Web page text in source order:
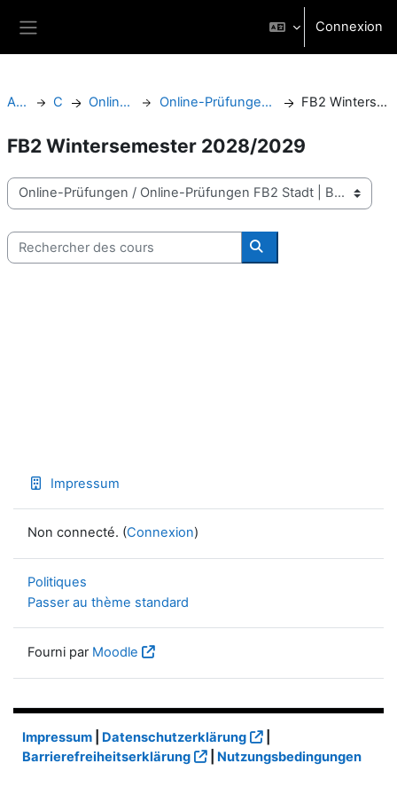
Connexion
Accueil Cours Online-Prüfungen Online-Prüfungen FB2 Stadt | Bau | Kultur FB2 Wintersemester 2028/2029
FB2 Wintersemester 2028/2029
Catégories de cours
Rechercher des cours
Rechercher des cours
Impressum
Non connecté. (Connexion)
Politiques
Passer au thème standard
Fourni par Moodle
Impressum Datenschutzerklärung
Barrierefreiheitserklärung
Nutzungsbedingungen